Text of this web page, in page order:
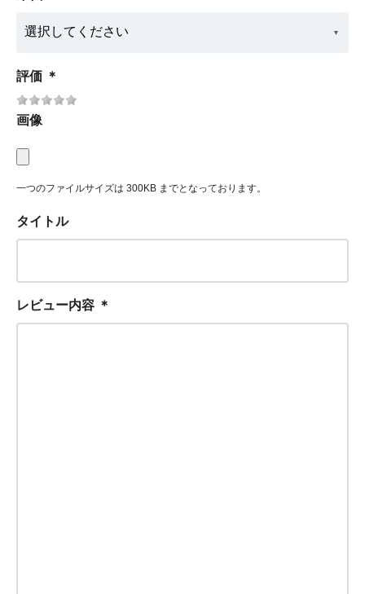
評価 ＊
画像
一つのファイルサイズは 300KB までとなっております。
タイトル
レビュー内容 ＊